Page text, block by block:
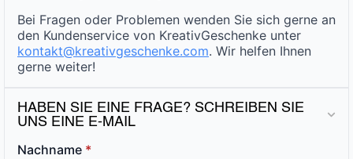
Bei Fragen oder Problemen wenden Sie sich gerne an
den Kundenservice von KreativGeschenke unter
kontakt@kreativgeschenke.com. Wir helfen Ihnen
gerne weiter!
HABEN SIE EINE FRAGE? SCHREIBEN SIE
UNS EINE E-MAIL
Nachname *